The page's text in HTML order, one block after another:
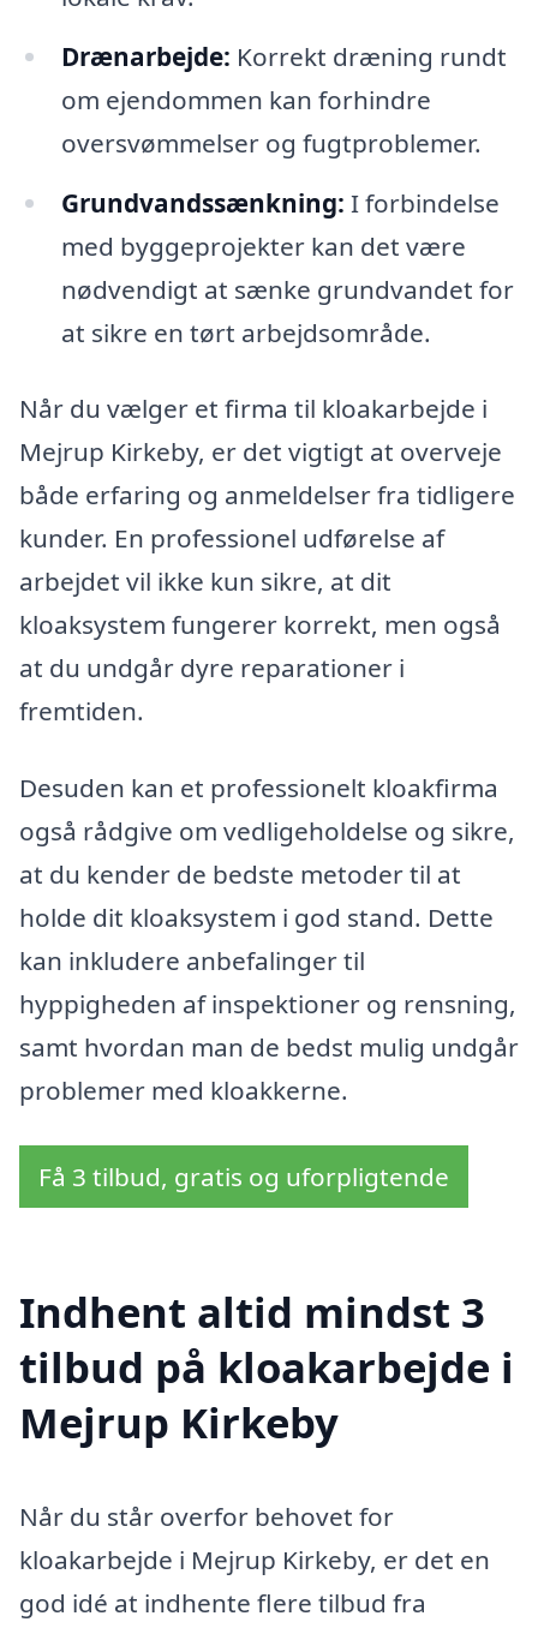
Drænarbejde: Korrekt dræning rundt
om ejendommen kan forhindre
oversvømmelser og fugtproblemer.
Grundvandssænkning: I forbindelse
med byggeprojekter kan det være
nødvendigt at sænke grundvandet for
at sikre en tørt arbejdsområde.
Når du vælger et firma til kloakarbejde i
Mejrup Kirkeby, er det vigtigt at overveje
både erfaring og anmeldelser fra tidligere
kunder. En professionel udførelse af
arbejdet vil ikke kun sikre, at dit
kloaksystem fungerer korrekt, men også
at du undgår dyre reparationer i
fremtiden.
Desuden kan et professionelt kloakfirma
også rådgive om vedligeholdelse og sikre,
at du kender de bedste metoder til at
holde dit kloaksystem i god stand. Dette
kan inkludere anbefalinger til
hyppigheden af inspektioner og rensning,
samt hvordan man de bedst mulig undgår
problemer med kloakkerne.
Få 3 tilbud, gratis og uforpligtende
Indhent altid mindst 3
tilbud på kloakarbejde i
Mejrup Kirkeby
Når du står overfor behovet for
kloakarbejde i Mejrup Kirkeby, er det en
god idé at indhente flere tilbud fra